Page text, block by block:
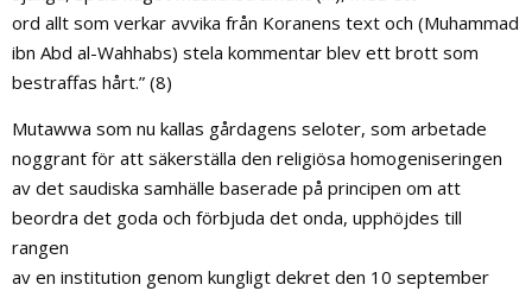
ord allt som verkar avvika från Koranens text och (Muhammad
ibn Abd al-Wahhabs) stela kommentar blev ett brott som
bestraffas hårt.” (8)
Mutawwa som nu kallas gårdagens seloter, som arbetade
noggrant för att säkerställa den religiösa homogeniseringen
av det saudiska samhälle baserade på principen om att
beordra det goda och förbjuda det onda, upphöjdes till
rangen
av en institution genom kungligt dekret den 10 september